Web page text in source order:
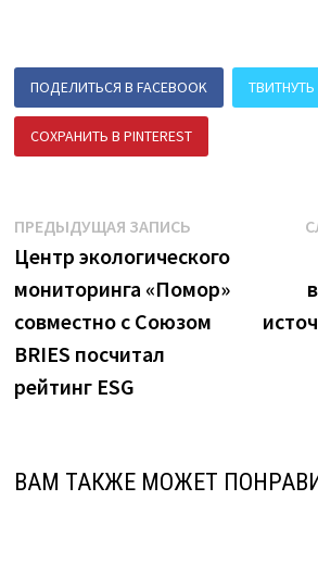
ПОДЕЛИТЬСЯ В FACEBOOK ТВИТНУТЬ
СОХРАНИТЬ В PINTEREST
Навигация
по
записям
ПРЕДЫДУЩАЯ ЗАПИСЬПредыдущая
запись:
Центр экологического
мониторинга «Помор»
совместно с Союзом
BRIES посчитал
рейтинг ESG
ВАМ ТАКЖЕ МОЖЕТ